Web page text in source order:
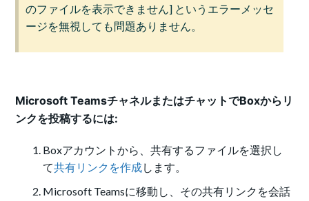
のファイルを表示できません] というエラーメッセ
ージを無視しても問題ありません。
Microsoft TeamsチャネルまたはチャットでBoxからリ
ンクを投稿するには:
Boxアカウントから、共有するファイルを選択し
て共有リンクを作成します。
Microsoft Teamsに移動し、その共有リンクを会話